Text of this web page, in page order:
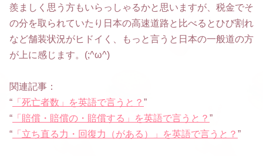
羨ましく思う方もいらっしゃるかと思いますが、税金でそ
の分を取られていたり日本の高速道路と比べるとひび割れ
など舗装状況がヒドイく、もっと言うと日本の一般道の方
が上に感じます。(;^ω^)
関連記事：
“ 「死亡者数」を英語で言うと？ ”
“ 「賠償・賠償の・賠償する」を英語で言うと？ ”
“ 「立ち直る力・回復力（がある）」を英語で言うと？ ”